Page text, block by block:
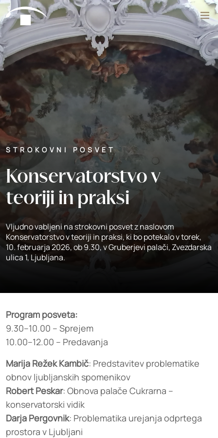
Preskoči na vsebino
Išči
STROKOVNI POSVET
Konservatorstvo v
teoriji in praksi
Vljudno vabljeni na strokovni posvet z naslovom
Konservatorstvo v teoriji in praksi, ki bo potekalo v torek,
10. februarja 2026, ob 9.30, v Gruberjevi palači, Zvezdarska
ulica 1, Ljubljana.
Program posveta:
9.30–10.00 – Sprejem
10.00–12.00 – Predavanja
Marija Režek Kambič: Predstavitev problematike
obnov ljubljanskih spomenikov
Robert Peskar: Obnova palače Cukrarna –
konservatorski vidik
Darja Pergovnik: Problematika urejanja odprtega
prostora v Ljubljani